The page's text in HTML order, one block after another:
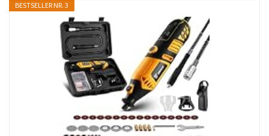
BESTSELLER NR. 3